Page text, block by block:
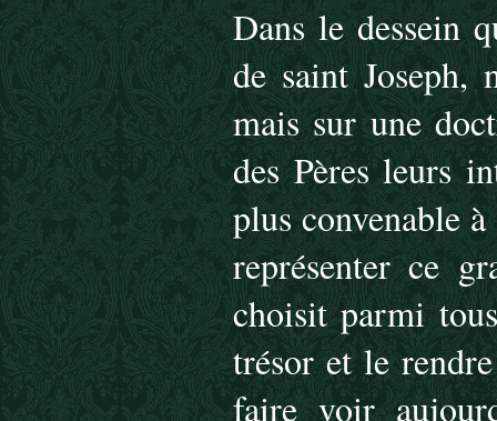
Dans le dessein
de saint Joseph,
mais sur une
des Pères leurs
plus convenable
représenter ce
choisit parmi
trésor et le
faire voir